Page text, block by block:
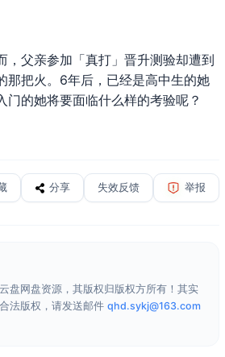
父亲参加「真打」晋升测验却遭到
那把火。6年后，已经是高中生的她
的她将要面临什么样的考验呢？
分享 失效反馈 举报
盘网盘资源，其版权归版权方所有！其实
法版权，请发送邮件 qhd.sykj@163.com